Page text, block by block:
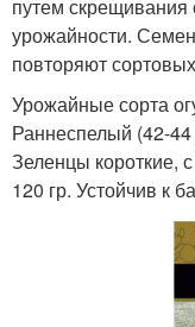
путем скрещивания
урожайности.
повторяют
Урожайные сорта
Раннеспелый (42-
Зеленцы короткие,
120 гр. Устойчив к